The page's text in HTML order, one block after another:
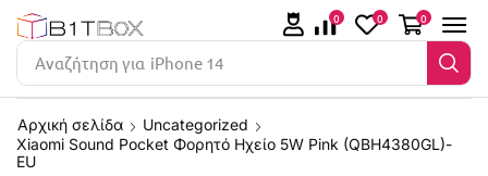
Αναζήτηση για iPhone 14
0 0 0
Αρχική σελίδα
Uncategorized
Xiaomi Sound Pocket Φορητό Ηχείο 5W Pink (QBH4380GL)-
EU